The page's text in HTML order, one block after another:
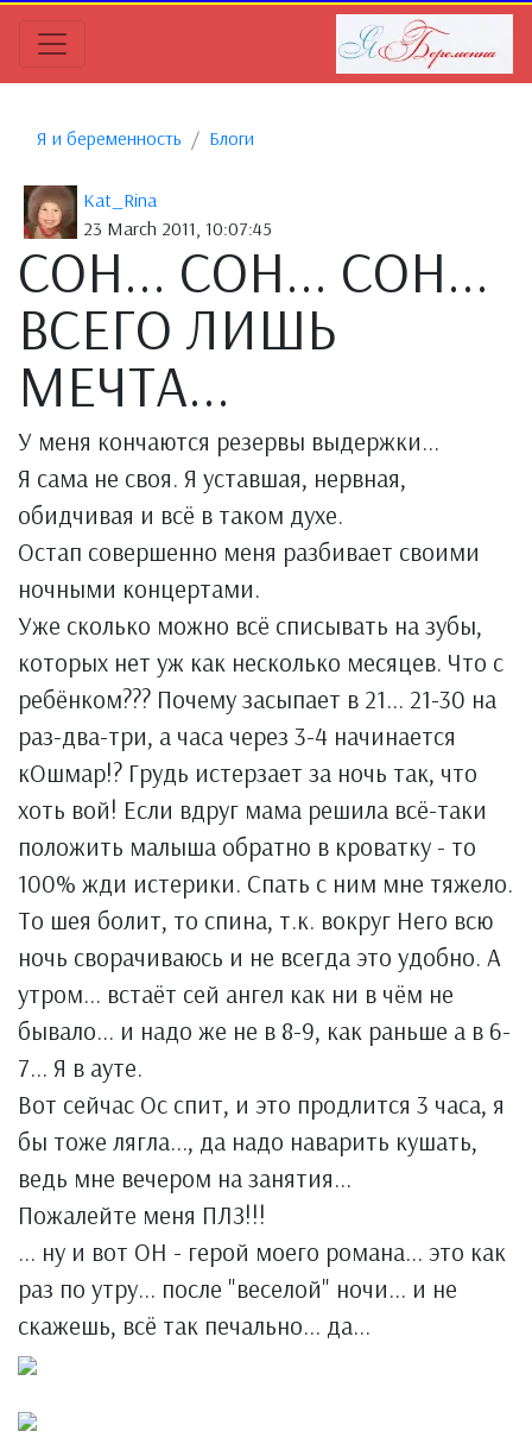
Я и беременность Блоги
Kat_Rina
23 March 2011, 10:07:45
СОН... СОН... СОН...
ВСЕГО ЛИШЬ
МЕЧТА...
У меня кончаются резервы выдержки...
Я сама не своя. Я уставшая, нервная,
обидчивая и всё в таком духе.
Остап совершенно меня разбивает своими
ночными концертами.
Уже сколько можно всё списывать на зубы,
которых нет уж как несколько месяцев. Что с
ребёнком??? Почему засыпает в 21... 21-30 на
раз-два-три, а часа через 3-4 начинается
кОшмар!? Грудь истерзает за ночь так, что
хоть вой! Если вдруг мама решила всё-таки
положить малыша обратно в кроватку - то
100% жди истерики. Спать с ним мне тяжело.
То шея болит, то спина, т.к. вокруг Него всю
ночь сворачиваюсь и не всегда это удобно. А
утром... встаёт сей ангел как ни в чём не
бывало... и надо же не в 8-9, как раньше а в 6-
7... Я в ауте.
Вот сейчас Ос спит, и это продлится 3 часа, я
бы тоже лягла..., да надо наварить кушать,
ведь мне вечером на занятия...
Пожалейте меня ПЛЗ!!!
... ну и вот ОН - герой моего романа... это как
раз по утру... после "веселой" ночи... и не
скажешь, всё так печально... да...